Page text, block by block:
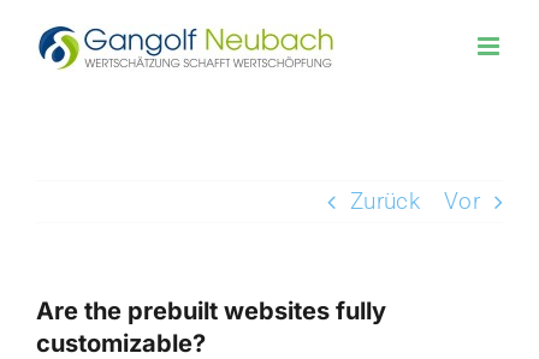
Inhalt
Zurück Vor
Are the prebuilt websites fully
customizable?